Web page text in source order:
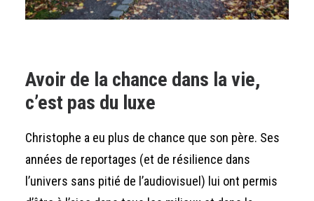
Avoir de la chance dans la vie,
c’est pas du luxe
Christophe a eu plus de chance que son père. Ses
années de reportages (et de résilience dans
l’univers sans pitié de l’audiovisuel) lui ont permis